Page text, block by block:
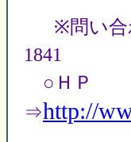
※問い
1841
○ＨＰ
⇒http://